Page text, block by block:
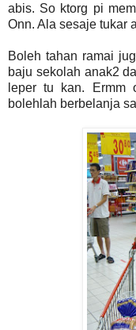
abis. So ktorg pi
Onn. Ala sesaje tukar
Boleh tahan ramai
baju sekolah anak2
leper tu kan. Ermm
bolehlah berbelanja